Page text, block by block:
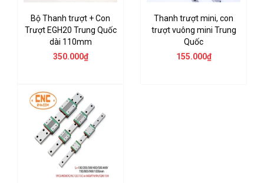
Bộ Thanh trượt + Con
Trượt EGH20 Trung Quốc
dài 110mm
350.000₫
Thanh trượt mini, con
trượt vuông mini Trung
Quốc
155.000₫